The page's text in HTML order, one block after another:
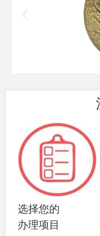
选择您的
办理项目